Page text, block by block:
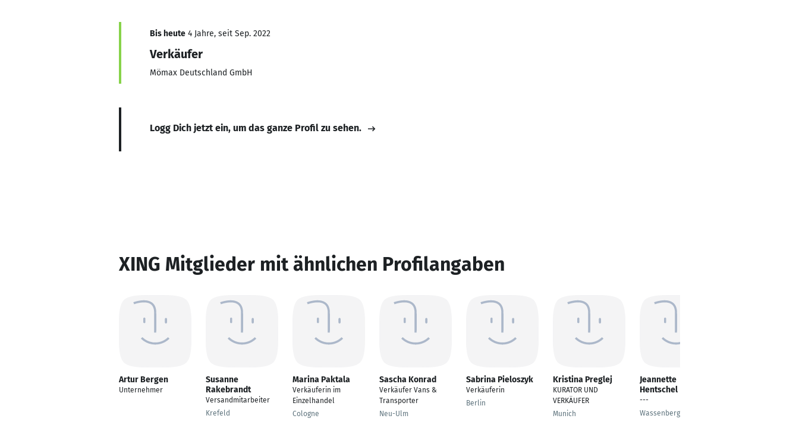
Bis heute 4 Jahre, seit Sep. 2022
Verkäufer
Mömax Deutschland GmbH
Logg Dich jetzt ein, um das ganze Profil zu sehen.
XING Mitglieder mit ähnlichen Profilangaben
Artur Bergen
Unternehmer
Susanne
Rakebrandt
Versandmitarbeiter
Krefeld
Marina Paktala
Verkäuferin im
Einzelhandel
Cologne
Sascha Konrad
Verkäufer Vans &
Transporter
Neu-Ulm
Sabrina Pieloszyk
Verkäuferin
Berlin
Kristina Preglej
KURATOR UND
VERKÄUFER
Munich
Jeannette
Hentschel
---
Wassenberg